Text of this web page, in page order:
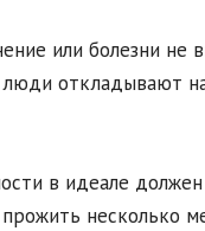
или болезни не
откладывают
в идеале
несколько